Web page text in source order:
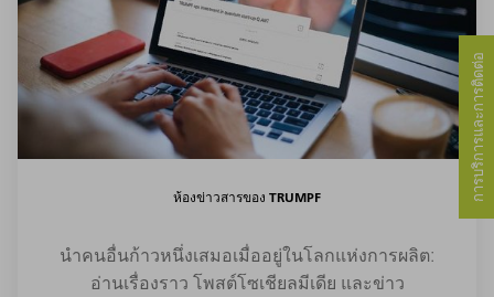
ห้องข่าวสารของ TRUMPF
นำคนอื่นก้าวหนึ่งเสมอเมื่ออยู่ในโลกแห่งการผลิต:
อ่านเรื่องราว โพสต์โซเชียลมีเดีย และข่าว
การบริการและการติดต่อ